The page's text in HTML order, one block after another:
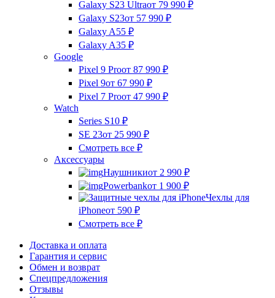
Galaxy S23 Ultraот 79 990 ₽
Galaxy S23от 57 990 ₽
Galaxy A55 ₽
Galaxy A35 ₽
Google
Pixel 9 Proот 87 990 ₽
Pixel 9от 67 990 ₽
Pixel 7 Proот 47 990 ₽
Watch
Series S10 ₽
SE 23от 25 990 ₽
Смотреть все ₽
Аксессуары
Наушникиот 2 990 ₽
Powerbankот 1 900 ₽
Чехлы для
iPhoneот 590 ₽
Смотреть все ₽
Доставка и оплата
Гарантия и сервис
Обмен и возврат
Спецпредложения
Отзывы